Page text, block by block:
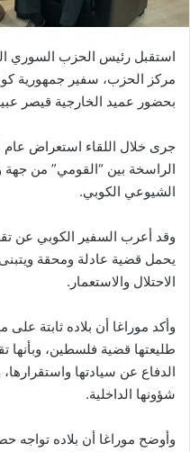
استقبل رئيس الحزب السوري
مركز الحزب، سفير جمهورية
بحضور عميد الخارجية قيصر
جرى خلال اللقاء استعراض عام
الراسخة بين “القومي” من جهة
الشيوعي الكوبي.
وقد أعرب السفير الكوبي عن
يحمل قضية عادلة ومحقة
الاحتلال والاستعمار.
وأكد موراغا أن بلاده ثابتة على
طليعتها قضية فلسطين،
الدفاع عن سيادتها
شؤونها الداخلية.
وأوضح موراغا أن بلاده تواجه